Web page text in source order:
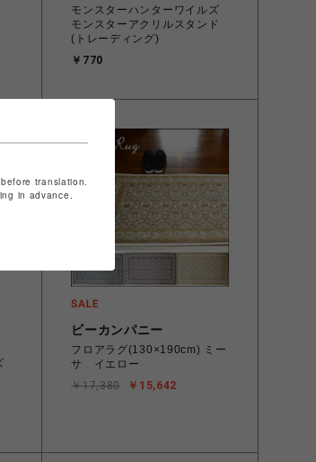
モンスターハンターワイルズ
モンスターアクリルスタンド
(トレーディング)
￥770
ビーカンパニー
フロアラグ(130×190cm) ミー
サ イエロー
￥15,642
￥17,380
translation.
in advance.